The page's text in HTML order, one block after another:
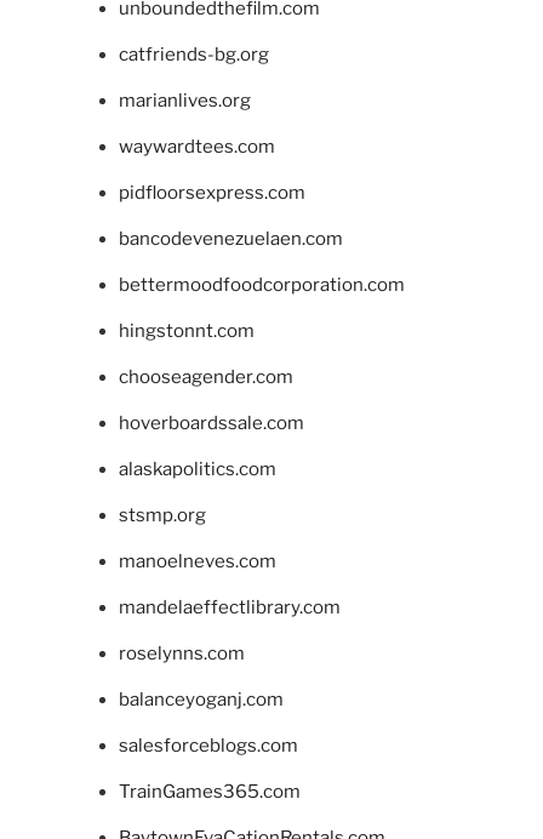
unboundedthefilm.com
catfriends-bg.org
marianlives.org
waywardtees.com
pidfloorsexpress.com
bancodevenezuelaen.com
bettermoodfoodcorporation.com
hingstonnt.com
chooseagender.com
hoverboardssale.com
alaskapolitics.com
stsmp.org
manoelneves.com
mandelaeffectlibrary.com
roselynns.com
balanceyoganj.com
salesforceblogs.com
TrainGames365.com